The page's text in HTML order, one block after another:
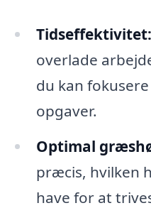
Tidseffektivitet:
overlade
du kan
opgaver.
Optimal
præcis, hvilken
have for at